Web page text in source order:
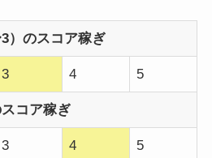
）のスコア稼ぎ
3 4 5
コア稼ぎ
3 4 5